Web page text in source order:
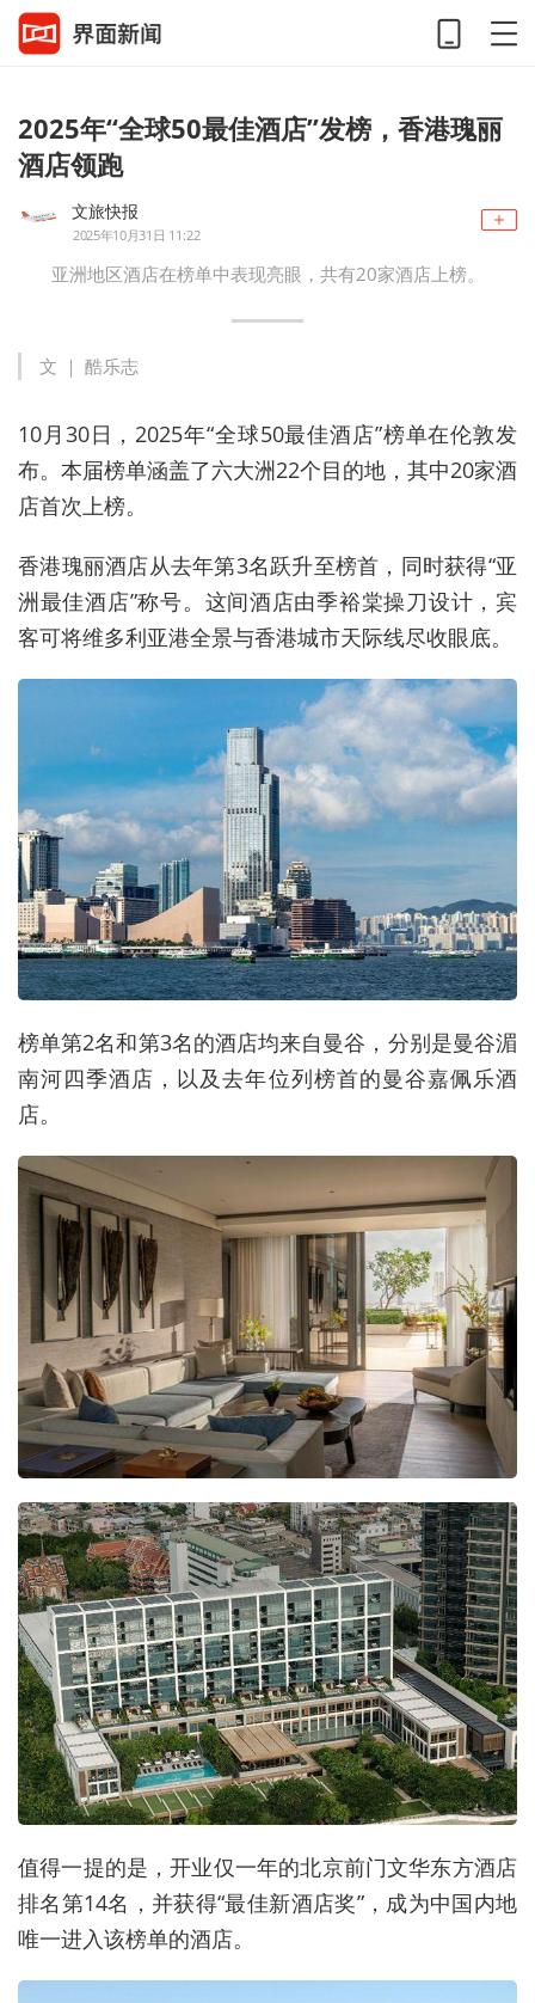
2025年“全球50最佳酒店”发榜，香港瑰丽
酒店领跑
文旅快报
2025年10月31日 11:22
亚洲地区酒店在榜单中表现亮眼，共有20家酒店上榜。
文 ｜ 酷乐志
10月30日，2025年“全球50最佳酒店”榜单在伦敦发
布。本届榜单涵盖了六大洲22个目的地，其中20家酒
店首次上榜。
香港瑰丽酒店从去年第3名跃升至榜首，同时获得“亚
洲最佳酒店”称号。这间酒店由季裕棠操刀设计，宾
客可将维多利亚港全景与香港城市天际线尽收眼底。
榜单第2名和第3名的酒店均来自曼谷，分别是曼谷湄
南河四季酒店，以及去年位列榜首的曼谷嘉佩乐酒
店。
值得一提的是，开业仅一年的北京前门文华东方酒店
排名第14名，并获得“最佳新酒店奖”，成为中国内地
唯一进入该榜单的酒店。